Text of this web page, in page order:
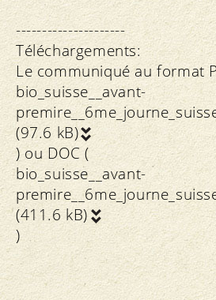
---------------------
Téléchargements:
Le communiqué au format
bio_suisse__avant-
(97.6 kB)
) ou DOC (
bio_suisse__avant-
(411.6 kB)
)